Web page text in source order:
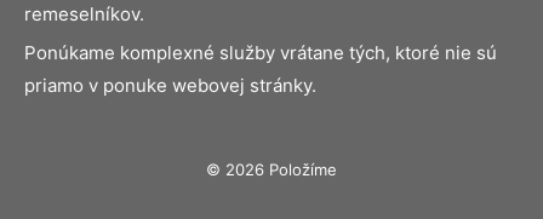
remeselníkov.
Ponúkame komplexné služby vrátane tých, ktoré nie sú
priamo v ponuke webovej stránky.
© 2026 Položíme